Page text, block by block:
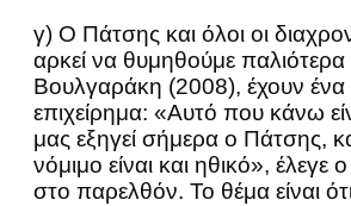
γ) Ο Πάτσης και όλοι οι
αρκεί να θυμηθούμε
Βουλγαράκη (2008), έχουν ένα
επιχείρημα: «Αυτό που κάνω
μας εξηγεί σήμερα ο Πάτσης,
νόμιμο είναι και ηθικό»,
στο παρελθόν. Το θέμα είναι